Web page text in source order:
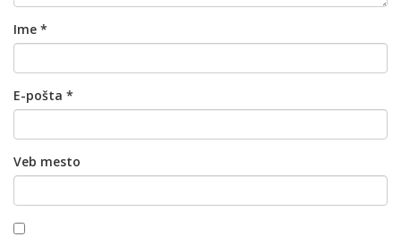
Ime *
E-pošta *
Veb mesto